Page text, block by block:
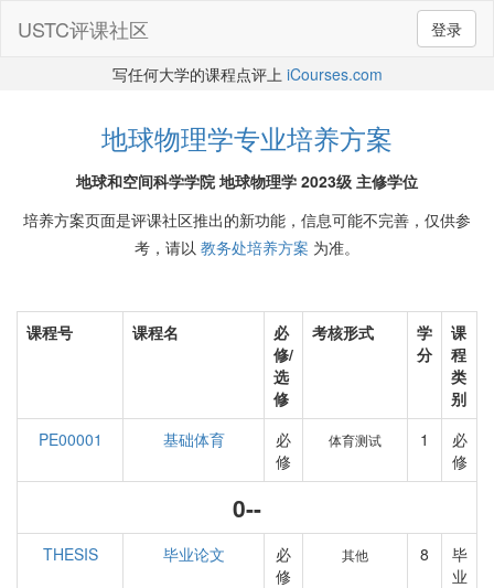
登录
USTC评课社区
写任何大学的课程点评上 iCourses.com
地球物理学专业培养方案
地球和空间科学学院 地球物理学 2023级 主修学位
培养方案页面是评课社区推出的新功能，信息可能不完善，仅供参
考，请以 教务处培养方案 为准。
课程号 课程名
必
修/
选
修
考核形式
学
分
课
程
类
别
PE00001
基础体育
必
修
体育测试 1
必
修
0--
THESIS 毕业论文
必
修
其他 8
毕
业